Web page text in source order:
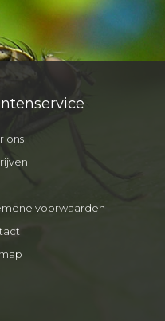
ons
voorwaarden